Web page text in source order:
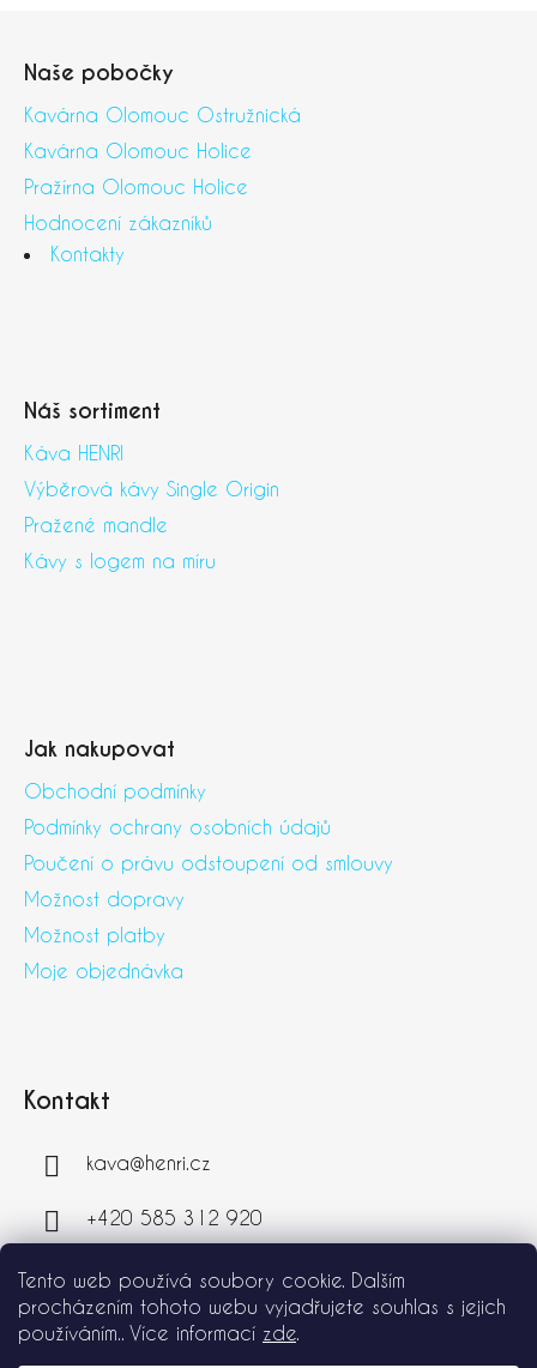
Tento web používá soubory cookie. Dalším
procházením tohoto webu vyjadřujete souhlas s jejich
používáním.. Více informací zde.
Naše pobočky
Kavárna Olomouc Ostružnická
Kavárna Olomouc Holice
Pražírna Olomouc Holice
Hodnocení zákazníků
Kontakty
Náš sortiment
Káva HENRI
Výběrová kávy Single Origin
Pražené mandle
Kávy s logem na míru
Jak nakupovat
Obchodní podmínky
Podmínky ochrany osobních údajů
Poučení o právu odstoupení od smlouvy
Možnost dopravy
Možnost platby
Moje objednávka
Kontakt
kava@henri.cz
+420 585 312 920
+420 774 227 074